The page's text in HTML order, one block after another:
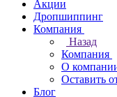
Акции
Дропшиппинг
Компания
Назад
Компания
О
Оставить
Блог